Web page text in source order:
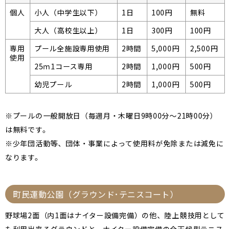
個人
小人（中学生以下） 1日 100円
無料
大人（高校生以上）
1日 300円
100円
専用
使用
プール全施設専用使用 2時間 5,000円
2,500円
25ｍ1コース専用
2時間 1,000円
500円
幼児プール
2時間 1,000円 500円
※プールの一般開放日（毎週月・木曜日9時00分～21時00分）
は無料です。
※少年団活動等、団体・事業によって使用料が免除または減免に
なります。
町民運動公園（グラウンド･テニスコート）
野球場2面（内1面はナイター設備完備）の他、陸上競技用として